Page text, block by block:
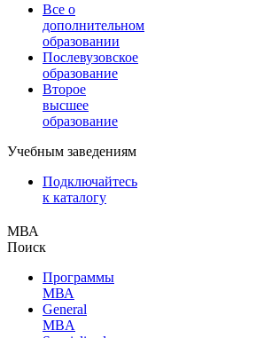
Все о
дополнительном
образовании
Послевузовское
образование
Второе
высшее
образование
Учебным заведениям
Подключайтесь
к каталогу
МВА
Поиск
Программы
МВА
General
MBA